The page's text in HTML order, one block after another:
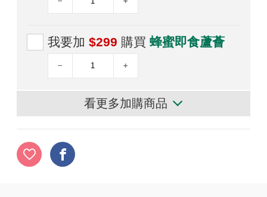
我要加 $299 購買 蜂蜜即食蘆薈
看更多加購商品